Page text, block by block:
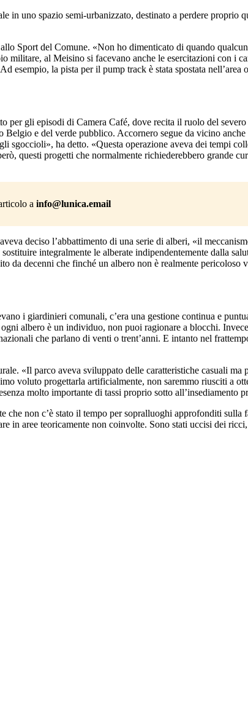
uno spazio semi-urbanizzato, destinato a perdere proprio
Sport del Comune. «Non ho dimenticato di quando
militare, al Meisino si facevano anche le esercitazioni con i
esempio, la pista per il pump track è stata spostata nell’area
gli episodi di Camera Café, dove recita il ruolo del
e del verde pubblico. Accornero segue da vicino
sgoccioli», ha detto. «Questa operazione aveva dei tempi
questi progetti che normalmente richiederebbero grande
a info@lunica.email
deciso l’abbattimento di una serie di alberi, «il
integralmente le alberate indipendentemente dalla
da decenni che finché un albero non è realmente pericoloso
i giardinieri comunali, c’era una gestione continua e
albero è un individuo, non puoi ragionare a blocchi.
che parlano di venti o trent’anni. E intanto nel
«Il parco aveva sviluppato delle caratteristiche casuali ma
voluto progettarla artificialmente, non saremmo riusciti a
molto importante di tassi proprio sotto all’insediamento
non c’è stato il tempo per sopralluoghi approfonditi sulla
in aree teoricamente non coinvolte. Sono stati uccisi dei